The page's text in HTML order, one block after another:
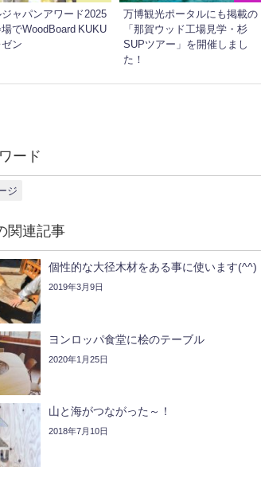
ジャパンアワード2025
でWoodBoard KUKU
ン
万博観光ポータルにも掲載の
「那賀ウッド工場見学・杉
SUPツアー」を開催しまし
た！
ード
ジ
関連記事
個性的な大径木材をある事に使います(^^)
2019年3月9日
ヨンロッパ食堂に桧のテーブル
2020年1月25日
山と海がつながった～！
2018年7月10日